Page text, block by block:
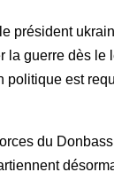
président
la guerre dès le
politique est
du